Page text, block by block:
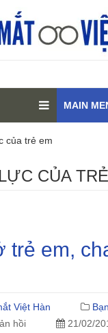
MAIN
của trẻ em
CỦA
trẻ em,
Việt Hàn
hồi 21/02/